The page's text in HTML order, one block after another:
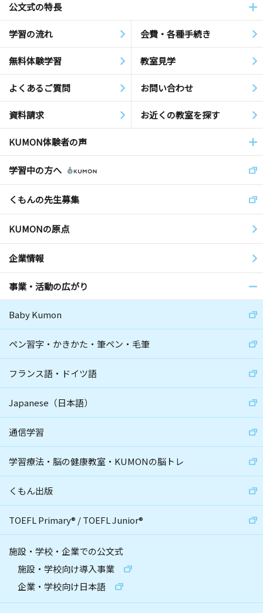
公文式の特長
学習の流れ 会費・各種手続き
無料体験学習 教室見学
よくあるご質問 お問い合わせ
資料請求 お近くの教室を探す
KUMON体験者の声
学習中の方へ
くもんの先生募集
KUMONの原点
企業情報
事業・活動の広がり
Baby Kumon
ペン習字・かきかた・筆ペン・毛筆
フランス語・ドイツ語
Japanese（日本語）
通信学習
学習療法・脳の健康教室・KUMONの脳トレ
くもん出版
TOEFL Primary® /TOEFL Junior®
施設・学校・企業での公文式
施設・学校向け導入事業
企業・学校向け日本語